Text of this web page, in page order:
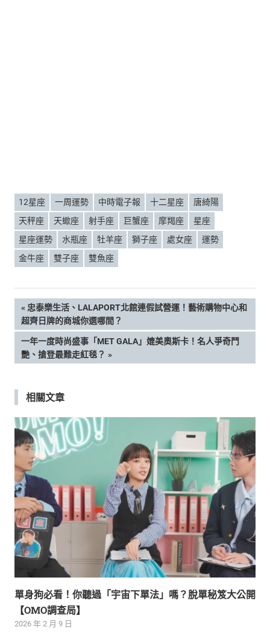
12星座 一周運勢 中時電子報 十二星座
唐綺陽
天秤座
天蠍座 射手座 巨蟹座 摩羯座
星座
星座運勢
水瓶座 牡羊座 獅子座 處女座
運勢
金牛座
雙子座 雙魚座
文
章
導
覽
PREVIOUS
POST:
忠泰樂生活、LALAPORT北館連假試營運！藝術購物中心和
超齊日牌的商城你選哪間？
NEXT
POST:
一年一度時尚盛事「MET GALA」媲美奧斯卡！名人爭奇鬥
艷、搶登最難走紅毯？
相關文章
單身狗必看！你聽過「宇宙下單法」嗎？脫單秘笈大公開
【OMO調查局】
2026 年 2 月 9 日